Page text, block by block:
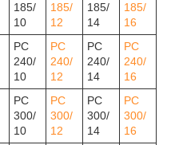
185/
10
185/
12
185/
14
185/
16
РС
240/
10
РС
240/
12
РС
240/
14
РС
240/
16
РС
300/
10
РС
300/
12
РС
300/
14
РС
300/
16